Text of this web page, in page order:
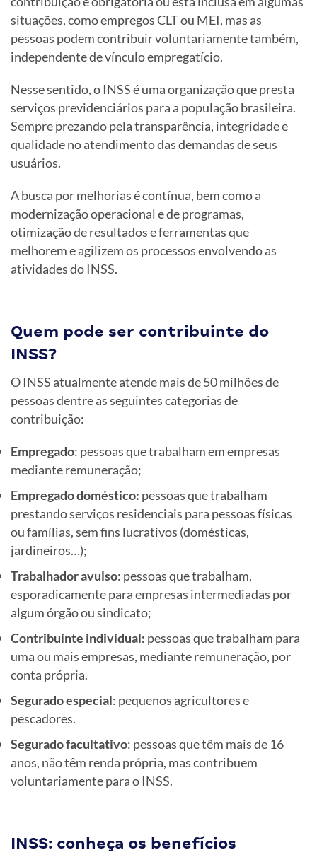
situações, como empregos CLT ou MEI, mas as
pessoas podem contribuir voluntariamente também,
independente de vínculo empregatício.
Nesse sentido, o INSS é uma organização que presta
serviços previdenciários para a população brasileira.
Sempre prezando pela transparência, integridade e
qualidade no atendimento das demandas de seus
usuários.
A busca por melhorias é contínua, bem como a
modernização operacional e de programas,
otimização de resultados e ferramentas que
melhorem e agilizem os processos envolvendo as
atividades do INSS.
Quem pode ser contribuinte do
INSS?
O INSS atualmente atende mais de 50 milhões de
pessoas dentre as seguintes categorias de
contribuição:
Empregado: pessoas que trabalham em empresas
mediante remuneração;
Empregado doméstico: pessoas que trabalham
prestando serviços residenciais para pessoas físicas
ou famílias, sem fins lucrativos (domésticas,
jardineiros…);
Trabalhador avulso: pessoas que trabalham,
esporadicamente para empresas intermediadas por
algum órgão ou sindicato;
Contribuinte individual: pessoas que trabalham para
uma ou mais empresas, mediante remuneração, por
conta própria.
Segurado especial: pequenos agricultores e
pescadores.
Segurado facultativo: pessoas que têm mais de 16
anos, não têm renda própria, mas contribuem
voluntariamente para o INSS.
INSS: conheça os benefícios